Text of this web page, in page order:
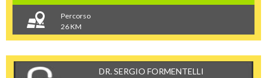
Percorso
26 KM
DR. SERGIO FORMENTELLI